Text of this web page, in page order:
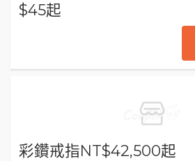
$45起
彩鑽戒指NT$42,500起